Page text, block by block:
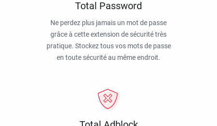
Total Password
Ne perdez plus jamais un mot de passe
grâce à cette extension de sécurité très
pratique. Stockez tous vos mots de passe
en toute sécurité au même endroit.